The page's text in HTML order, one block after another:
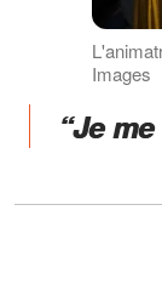
Images
“Je